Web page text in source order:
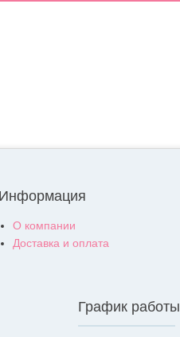
Информация
О компании
Доставка и оплата
График работы